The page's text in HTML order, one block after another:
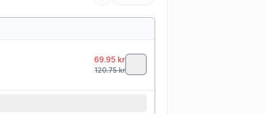
69.95 kr
120.75kr